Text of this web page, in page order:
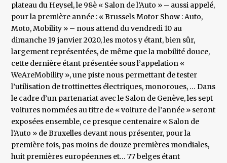
plateau du Heysel, le 98è « Salon de l’Auto » – aussi appelé,
pour la première année : « Brussels Motor Show : Auto,
Moto, Mobility » – nous attend du vendredi 10 au
dimanche 19 janvier 2020, les motos y étant, bien sûr,
largement représentées, de même que la mobilité douce,
cette dernière étant présentée sous l’appelation «
WeAreMobility », une piste nous permettant de tester
l’utilisation de trottinettes électriques, monoroues, … Dans
le cadre d’un partenariat avec le Salon de Genève, les sept
voitures nommées au titre de « voiture de l’année » seront
exposées ensemble, ce presque centenaire « Salon de
l’Auto » de Bruxelles devant nous présenter, pour la
première fois, pas moins de douze premières mondiales,
huit premières européennes et… 77 belges étant